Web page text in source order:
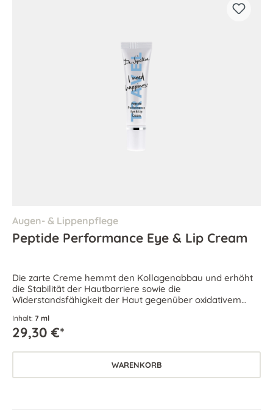
Augen- & Lippenpflege
Peptide Performance Eye & Lip Cream
Die zarte Creme hemmt den Kollagenabbau und erhöht
die Stabilität der Hautbarriere sowie die
Widerstandsfähigkeit der Haut gegenüber oxidativem
Inhalt: 7 ml
29,30 €*
WARENKORB